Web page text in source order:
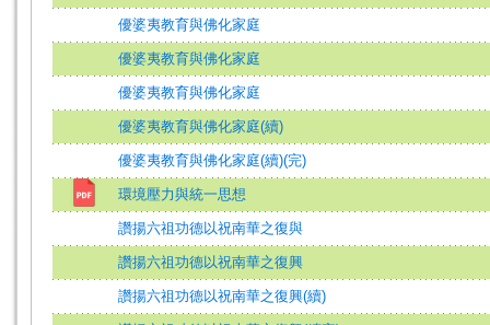
優婆夷教育與佛化家庭
優婆夷教育與佛化家庭
優婆夷教育與佛化家庭
優婆夷教育與佛化家庭(續)
優婆夷教育與佛化家庭(續)(完)
環境壓力與統一思想
讚揚六祖功德以祝南華之復與
讚揚六祖功德以祝南華之復興
讚揚六祖功德以祝南華之復興(續)